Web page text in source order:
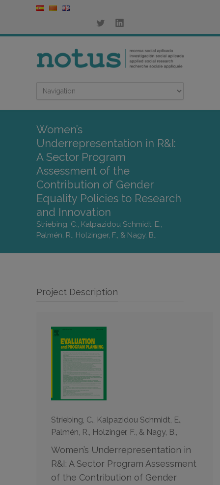
Women’s
Underrepresentation in R&I:
A Sector Program
Assessment of the
Contribution of Gender
Equality Policies to Research
and Innovation
Striebing, C., Kalpazidou Schmidt, E.,
Palmén, R., Holzinger, F., & Nagy, B.,
Project Description
Striebing, C., Kalpazidou Schmidt, E.,
Palmén, R., Holzinger, F., & Nagy, B.,
Women’s Underrepresentation in
R&I: A Sector Program Assessment
of the Contribution of Gender